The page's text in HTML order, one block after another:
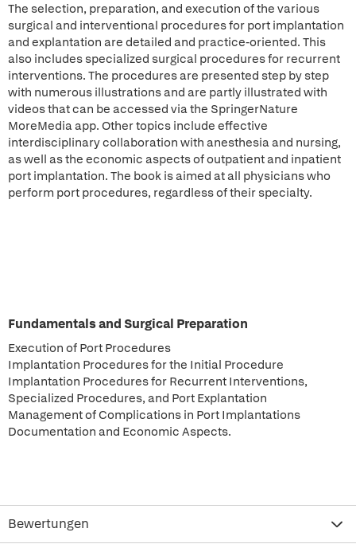
The selection, preparation, and execution of the various
surgical and interventional procedures for port implantation
and explantation are detailed and practice-oriented. This
also includes specialized surgical procedures for recurrent
interventions. The procedures are presented step by step
with numerous illustrations and are partly illustrated with
videos that can be accessed via the SpringerNature
MoreMedia app. Other topics include effective
interdisciplinary collaboration with anesthesia and nursing,
as well as the economic aspects of outpatient and inpatient
port implantation. The book is aimed at all physicians who
perform port procedures, regardless of their specialty.
Fundamentals and Surgical Preparation
Execution of Port Procedures
Implantation Procedures for the Initial Procedure
Implantation Procedures for Recurrent Interventions,
Specialized Procedures, and Port Explantation
Management of Complications in Port Implantations
Documentation and Economic Aspects.
Bewertungen